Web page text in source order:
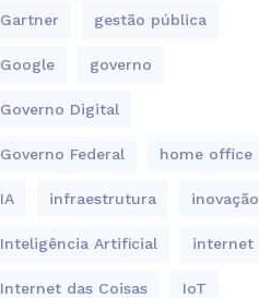
Gartner gestão pública
Google governo
Governo Digital
Governo Federal home office
IA infraestrutura inovação
Inteligência Artificial internet
Internet das Coisas IoT